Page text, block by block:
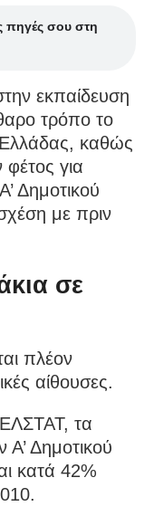
πηγές σου στη
εκπαίδευση
τρόπο το
καθώς
για
Δημοτικού
με πριν
σε
πλέον
αίθουσες.
τα
Α’ Δημοτικού
κατά 42%